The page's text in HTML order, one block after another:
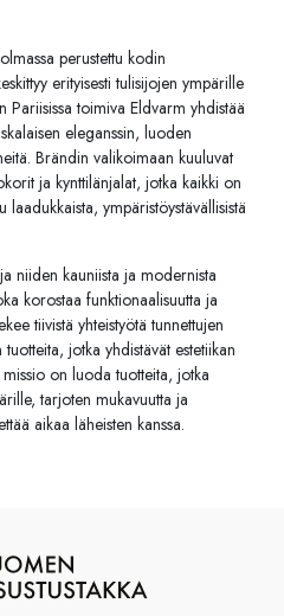
perustettu kodin
erityisesti tulisijojen ympärille
Pariisissa toimiva Eldvarm yhdistää
eleganssin, luoden
Brändin valikoimaan kuuluvat
ja kynttilänjalat, jotka kaikki on
ympäristöystävällisistä
niiden kauniista ja modernista
korostaa funktionaalisuutta ja
tiivistä yhteistyötä tunnettujen
jotka yhdistävät estetiikan
on luoda tuotteita, jotka
tarjoten mukavuutta ja
aikaa läheisten kanssa.